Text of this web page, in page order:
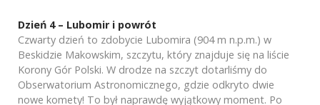
Dzień 4 – Lubomir i powrót
Czwarty dzień to zdobycie Lubomira (904 m n.p.m.) w
Beskidzie Makowskim, szczytu, który znajduje się na liście
Korony Gór Polski. W drodze na szczyt dotarliśmy do
Obserwatorium Astronomicznego, gdzie odkryto dwie
nowe komety! To był naprawdę wyjątkowy moment. Po